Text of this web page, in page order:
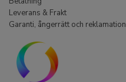
Leverans & Frakt
Garanti, ångerrätt och reklamation